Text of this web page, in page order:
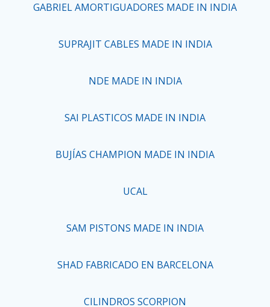
GABRIEL AMORTIGUADORES MADE IN INDIA
SUPRAJIT CABLES MADE IN INDIA
NDE MADE IN INDIA
SAI PLASTICOS MADE IN INDIA
BUJÍAS CHAMPION MADE IN INDIA
UCAL
SAM PISTONS MADE IN INDIA
SHAD FABRICADO EN BARCELONA
CILINDROS SCORPION